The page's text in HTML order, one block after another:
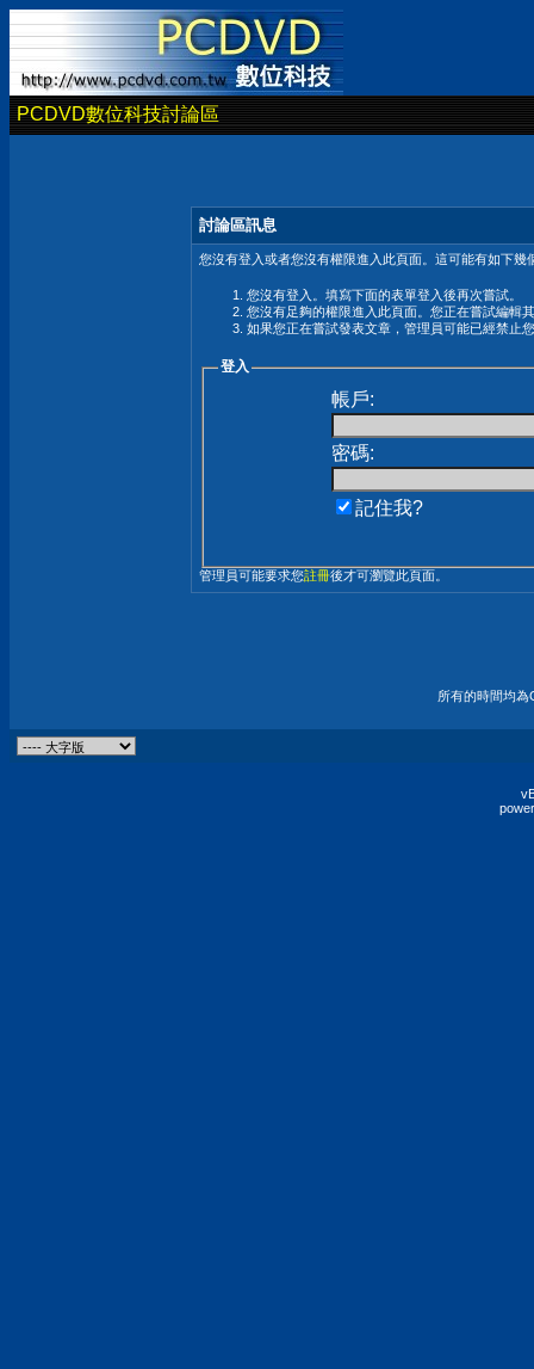
PCDVD數位科技討論區
討論區訊息
您沒有登入或者您沒有權限進入此頁面。這可能有如下幾
您沒有登入。填寫下面的表單登入後再次嘗試。
您沒有足夠的權限進入此頁面。您正在嘗試編輯
如果您正在嘗試發表文章，管理員可能已經禁止
登入
帳戶:
密碼:
記住我?
管理員可能要求您註冊後才可瀏覽此頁面。
所有的時間均為